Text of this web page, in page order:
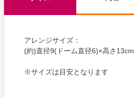
アレンジサイズ：
(約)直径9(ドーム直径6)×高さ13cm
※サイズは目安となります